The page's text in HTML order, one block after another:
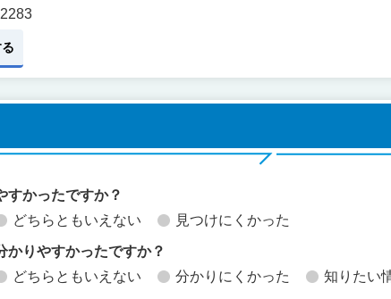
すかったですか？
どちらともいえない 見つけにくかった
かりやすかったですか？
どちらともいえない 分かりにくかった 知りたい